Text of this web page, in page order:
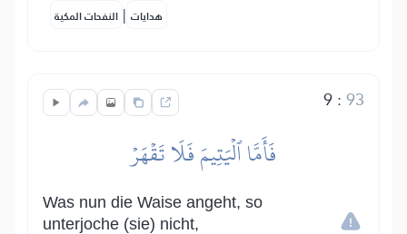
النفحات المكية | هدايات
9:93
فَأَمَّا ٱلۡيَتِيمَ فَلَا تَقۡهَرۡ
Was nun die Waise angeht, so
unterjoche (sie) nicht,